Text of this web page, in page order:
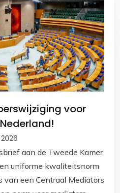
voor
aan de Tweede Kamer
uniforme kwaliteitsnorm
van een Centraal Mediators